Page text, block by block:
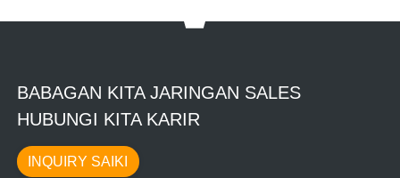
BABAGAN KITA JARINGAN SALES
HUBUNGI KITA KARIR
INQUIRY SAIKI